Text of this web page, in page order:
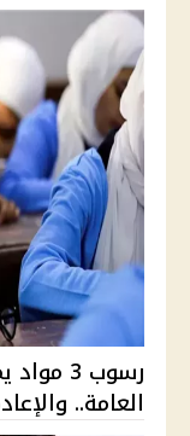
رسوب 3
العامة..